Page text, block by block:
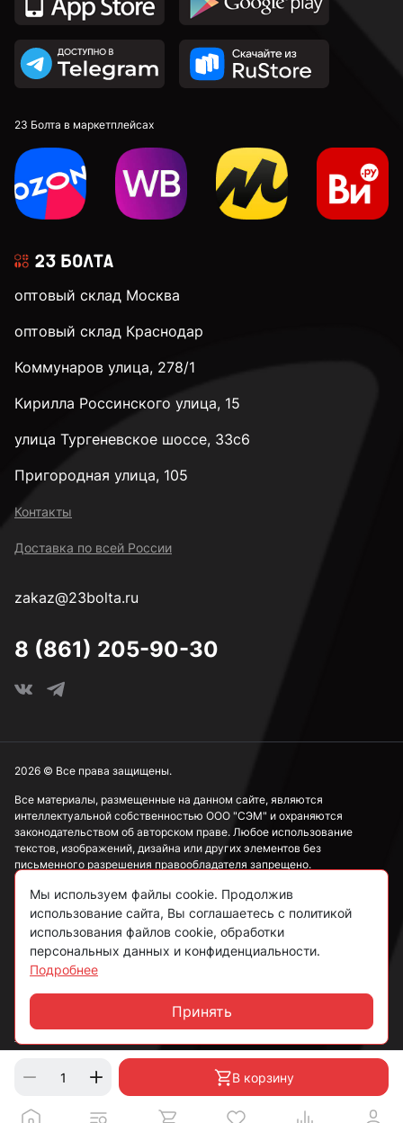
В корзину
23 Болта в маркетплейсах
оптовый склад Москва
оптовый склад Краснодар
Коммунаров улица, 278/1
Кирилла Россинского улица, 15
улица Тургеневское шоссе, 33с6
Пригородная улица, 105
Контакты
Доставка по всей России
zakaz@23bolta.ru
8 (861) 205-90-30
Все материалы, размещенные на данном сайте, являются
интеллектуальной собственностью ООО "СЭМ" и охраняются
законодательством об авторском праве. Любое использование
текстов, изображений, дизайна или других элементов без
письменного разрешения правообладателя запрещено.
Информация, представленная на сайте, носит исключительно
ознакомительный характер и не может рассматриваться как
публичная оферта в соответствии со ст. 437 ГК РФ.
Политика конфиденциальности
Согласие на обработку данных
Пользовательское соглашение
2026 © Все права защищены.
Мы используем файлы cookie. Продолжив
использование сайта, Вы соглашаетесь с политикой
использования файлов cookie, обработки
персональных данных и конфиденциальности.
Подробнее
Принять
Чат